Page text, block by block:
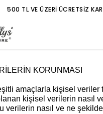
500 TL VE ÜZERI ÜCRETSIZ
KORUNMASI
amaçlarla kişisel veriler
kişisel verilerin nasıl
verilerin nasıl ve ne